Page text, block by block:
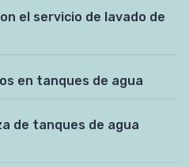
el servicio de lavado de
en tanques de agua
de tanques de agua